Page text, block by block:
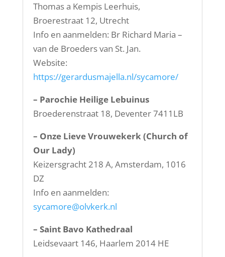
Thomas a Kempis Leerhuis,
Broerestraat 12, Utrecht
Info en aanmelden: Br Richard Maria –
van de Broeders van St. Jan.
Website:
https://gerardusmajella.nl/sycamore/
– Parochie Heilige Lebuinus
Broederenstraat 18, Deventer 7411LB
– Onze Lieve Vrouwekerk (Church of
Our Lady)
Keizersgracht 218 A, Amsterdam, 1016
DZ
Info en aanmelden:
sycamore@olvkerk.nl
– Saint Bavo Kathedraal
Leidsevaart 146, Haarlem 2014 HE